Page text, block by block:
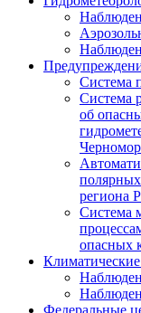
Система
Система
об
региона
Система
опасных
Федеральные